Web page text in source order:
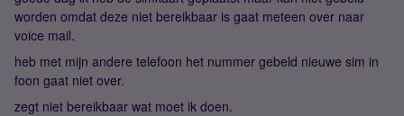
worden omdat deze niet bereikbaar is gaat meteen over naar
voice mail.
heb met mijn andere telefoon het nummer gebeld nieuwe sim in
foon gaat niet over.
zegt niet bereikbaar wat moet ik doen.